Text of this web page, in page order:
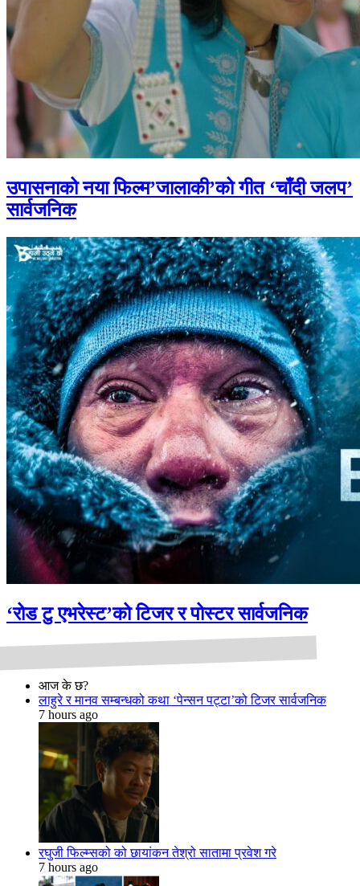
उपासनाको नया फिल्म’जालाकी’को गीत ‘चाँदी जलप’
सार्वजनिक
‘रोड टु एभरेस्ट’को टिजर र पोस्टर सार्वजनिक
आज के छ?
लाहुरे र मानव सम्बन्धको कथा ‘पेन्सन पट्टा’को टिजर सार्वजनिक
7 hours ago
रघुजी फिल्म्सको को छायांकन तेश्रो सातामा प्रवेश गरे
7 hours ago